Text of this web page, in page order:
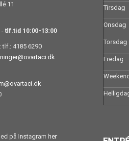
11
-tlf.tid 10:00-13:00
tlf.: 4185 6290
på Instagram her
Tirsdag
Onsdag
Torsdag
Fredag
Weekend